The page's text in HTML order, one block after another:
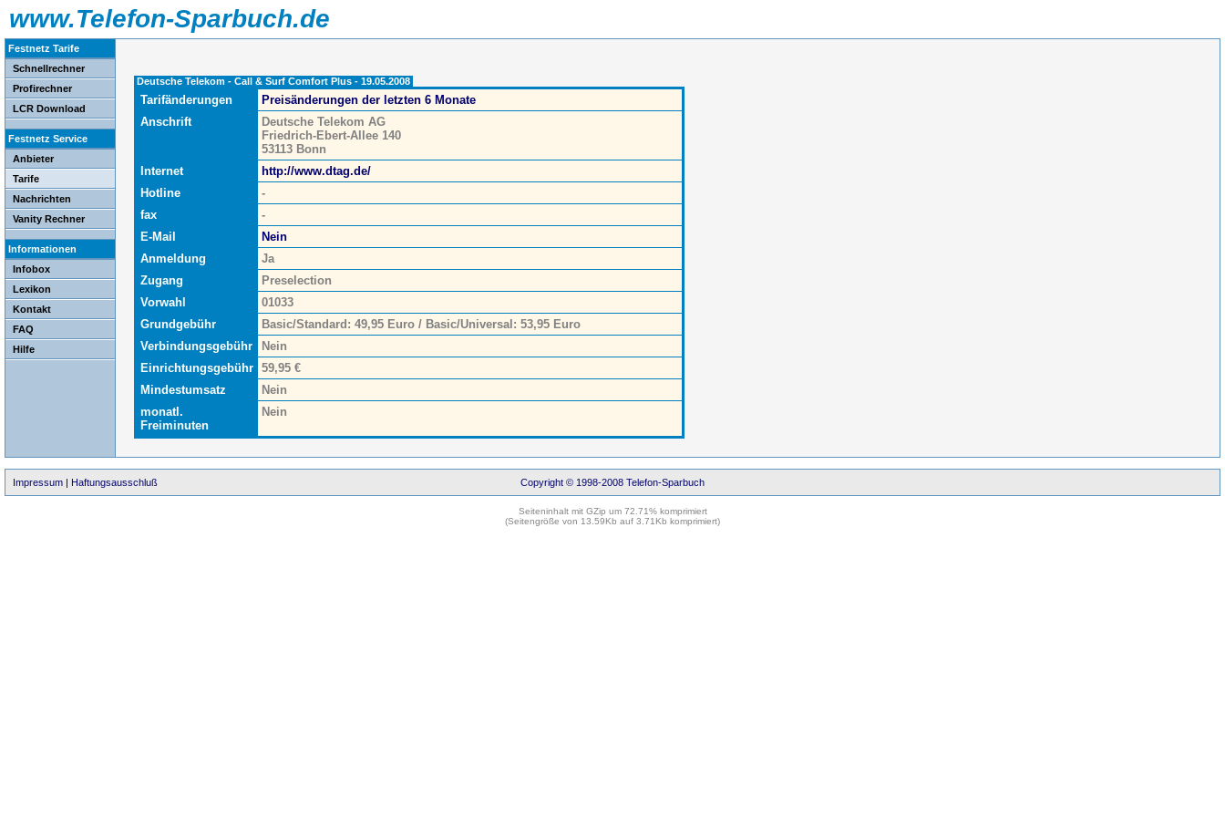
www.Telefon-Sparbuch.de
Festnetz Tarife
Schnellrechner
Profirechner
LCR Download
Festnetz Service
Anbieter
Tarife
Nachrichten
Vanity Rechner
Informationen
Infobox
Lexikon
Kontakt
FAQ
Hilfe
Deutsche Telekom - Call & Surf Comfort Plus - 19.05.2008
Tarifänderungen
Preisänderungen der letzten 6 Monate
Anschrift
Deutsche Telekom AG
Friedrich-Ebert-Allee 140
53113 Bonn
Internet
http://www.dtag.de/
Hotline
-
fax
-
E-Mail
Nein
Anmeldung
Ja
Zugang
Preselection
Vorwahl
01033
Grundgebühr
Basic/Standard: 49,95 Euro / Basic/Universal: 53,95 Euro
Verbindungsgebühr
Nein
Einrichtungsgebühr 59,95 €
Mindestumsatz
Nein
monatl.
Freiminuten
Nein
Impressum | Haftungsausschluß Copyright © 1998-2008 Telefon-Sparbuch
Seiteninhalt mit GZip um 72.71% komprimiert
(Seitengröße von 13.59Kb auf 3.71Kb komprimiert)